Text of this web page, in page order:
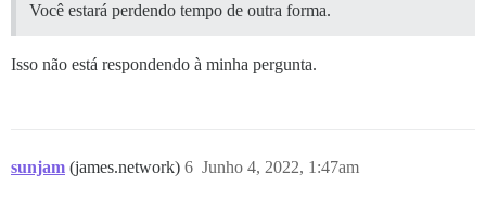
Você estará perdendo tempo de outra forma.
Isso não está respondendo à minha pergunta.
sunjam (james.network) Junho 4, 2022, 1:47am
6